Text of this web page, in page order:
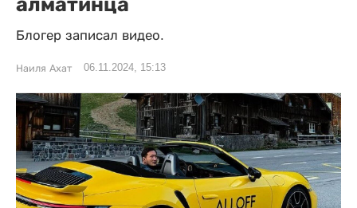
Блогер записал видео.
Наиля Ахат 06.11.2024, 15:13